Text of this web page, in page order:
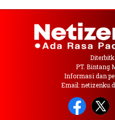
PT. Bintang
Informasi dan
Email: